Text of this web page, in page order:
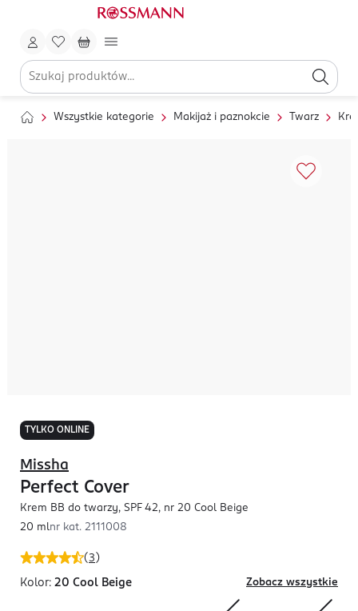
Wszystkie kategorie Makijaż i paznokcie Twarz
TYLKO ONLINE
(3 )
Missha
Perfect Cover
Krem BB do twarzy, SPF 42, nr 20 Cool Beige
20 mlnr kat. 2111008
Kolor: 20 Cool Beige Zobacz wszystkie